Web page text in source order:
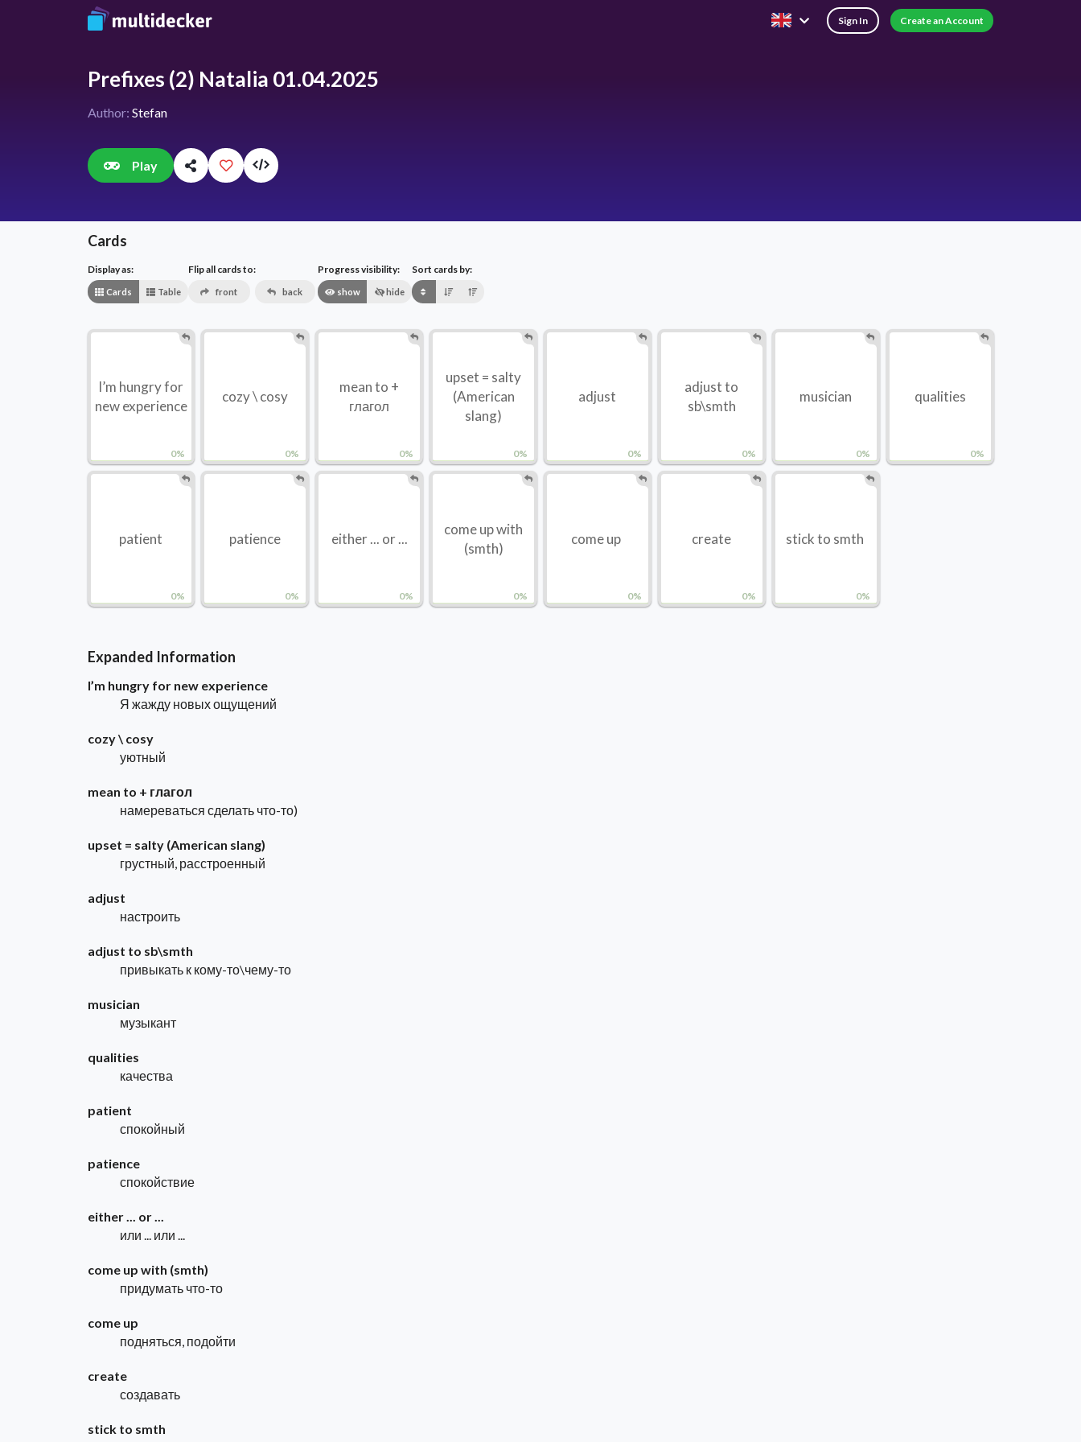
Sign In Create an Account
Prefixes (2) Natalia 01.04.2025
Author: Stefan
Play
Cards
Display as:
Cards Table
Flip all cards to:
front back
Progress visibility:
show hide
Sort cards by:
0%
I’m hungry for
new experience
0%
cozy \ cosy
0%
mean to +
глагол
0%
upset = salty
(American
slang)
0%
adjust
0%
adjust to
sb\smth
0%
musician
0%
qualities
0%
patient
0%
patience
0%
either ... or ...
0%
come up with
(smth)
0%
come up
0%
create
0%
stick to smth
Expanded Information
I’m hungry for new experience
Я жажду новых ощущений
cozy \ cosy
уютный
mean to + глагол
намереваться сделать что-то)
upset = salty (American slang)
грустный, расстроенный
adjust
настроить
adjust to sb\smth
привыкать к кому-то\чему-то
musician
музыкант
qualities
качества
patient
спокойный
patience
спокойствие
either ... or ...
или ... или ...
come up with (smth)
придумать что-то
come up
подняться, подойти
create
создавать
stick to smth